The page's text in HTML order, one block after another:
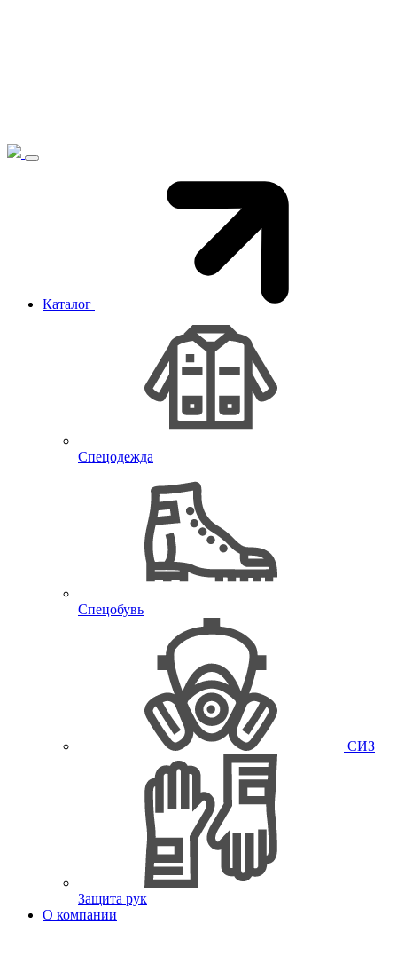
Каталог
Спецодежда
Спецобувь
СИЗ
Защита рук
О компании